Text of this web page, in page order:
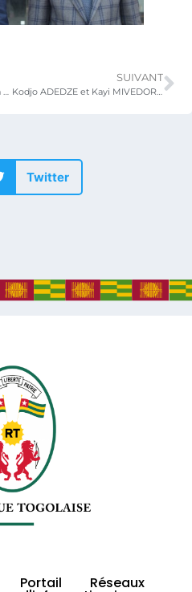
Twitter
Visite de Joanna TARNAWSKA à Kodjo ADEDZE.
SUIVANT
Kodjo ADEDZE et Kayi MIVEDOR parlent d’investissement avec le MEDEF.
Portail Réseaux